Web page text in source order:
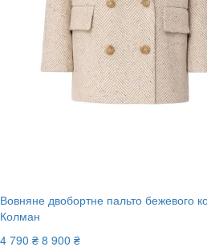
Вовняне двобортне пальто бежевого
Колман
4 790 ₴ 8 900 ₴